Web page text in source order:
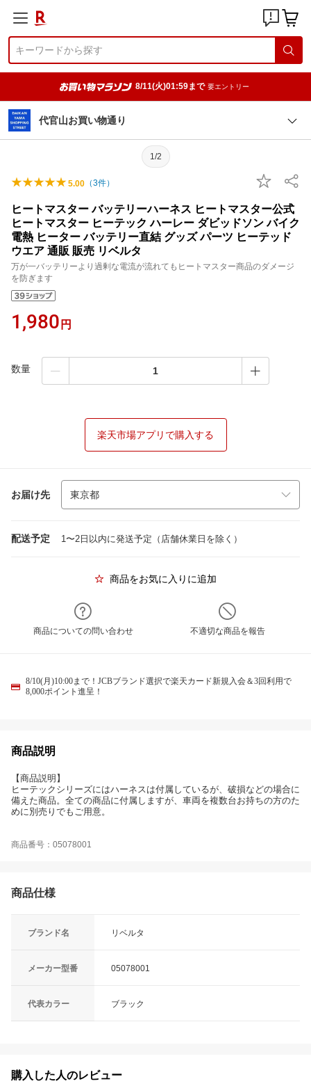
8/11(火)01:59まで 要エントリー
代官山お買い物通り
1/2
5.00 （3件）
ヒートマスター バッテリーハーネス ヒートマスター公式
ヒートマスター ヒーテック ハーレー ダビッドソン バイク
電熱 ヒーター バッテリー直結 グッズ パーツ ヒーテッド
ウエア 通販 販売 リベルタ
万が一バッテリーより過剰な電流が流れてもヒートマスター商品のダメージ
を防ぎます
1,980 円
数量
楽天市場アプリで購入する
お届け先
配送予定 1〜2日以内に発送予定（店舗休業日を除く）
商品をお気に入りに追加
商品についての問い合わせ 不適切な商品を報告
8/10(月)10:00まで！JCBブランド選択で楽天カード新規入会＆3回利用で
8,000ポイント進呈！
商品説明
【商品説明】
ヒーテックシリーズにはハーネスは付属しているが、破損などの場合に
備えた商品。全ての商品に付属しますが、車両を複数台お持ちの方のた
めに別売りでもご用意。
商品番号：05078001
商品仕様
ブランド名 リベルタ
メーカー型番 05078001
代表カラー ブラック
購入した人のレビュー